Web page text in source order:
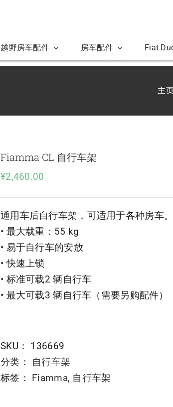
越野房车配件 房车配件 Fiat
主
Fiamma CL 自行车架
¥2,460.00
通用车后自行车架，可适用于各种房车
• 最大载重：55 kg
• 易于自行车的安放
• 快速上锁
• 标准可载2 辆自行车
• 最大可载3 辆自行车（需要另购配件）
SKU： 136669
分类： 自行车架
标签： Fiamma, 自行车架